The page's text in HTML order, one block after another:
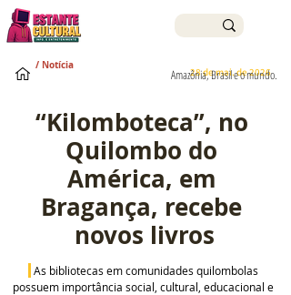
28 de mai. de 2026
Amazônia, Brasil e o mundo.
/ Notícia
“Kilomboteca”, no
Quilombo do
América, em
Bragança, recebe
novos livros
As bibliotecas em comunidades quilombolas
possuem importância social, cultural, educacional e